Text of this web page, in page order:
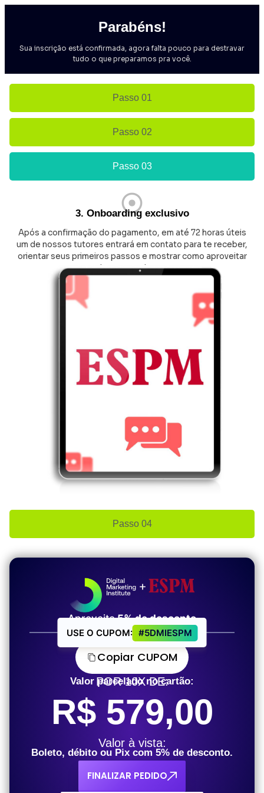
Parabéns!
Sua inscrição está confirmada, agora falta pouco para destravar
tudo o que preparamos pra você.
Passo 01
Passo 02
Passo 03
Passo 04
3. Onboarding exclusivo
Após a confirmação do pagamento, em até 72 horas úteis
um de nossos tutores entrará em contato para te receber,
orientar seus primeiros passos e mostrar como aproveitar
cada recurso do curso.
Aproveite5% de desconto
USE O CUPOM: #5DMIESPM
Copiar CUPOM
Valor parcelado no cartão:
POR10X DE:
R$ 579,00
Valor à vista:
Boleto, débito ou Pix com 5% de desconto.
FINALIZAR PEDIDO